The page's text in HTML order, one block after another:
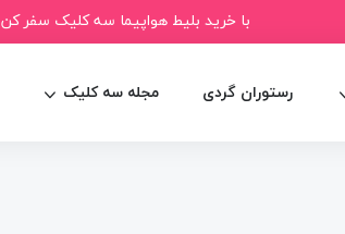
با خرید بلیط هواپیما سه کلیک سفر کن
رستوران گردی مجله سه کلیک